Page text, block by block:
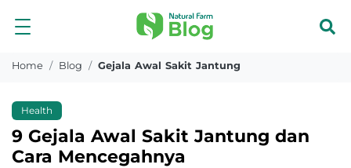
Home Blog Gejala Awal Sakit Jantung
Health
9 Gejala Awal Sakit Jantung dan
Cara Mencegahnya